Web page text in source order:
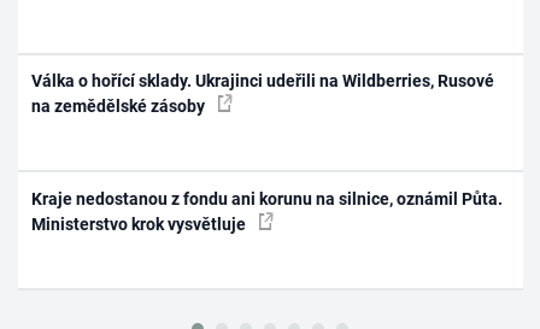
Válka o hořící sklady. Ukrajinci udeřili na Wildberries, Rusové
na zemědělské zásoby
Kraje nedostanou z fondu ani korunu na silnice, oznámil Půta.
Ministerstvo krok vysvětluje